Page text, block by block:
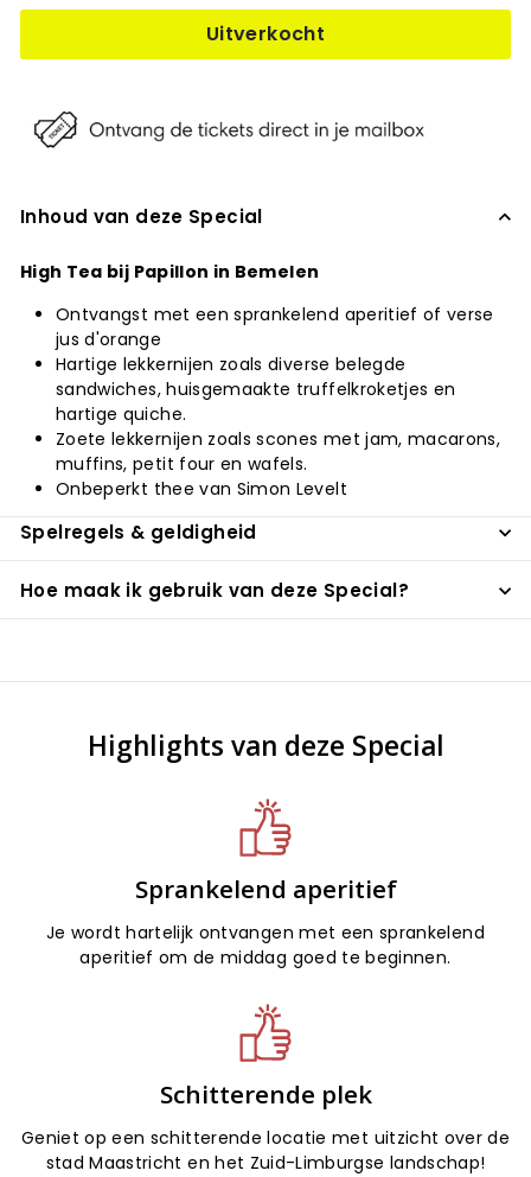
Uitverkocht
Inhoud van deze Special
High Tea bij Papillon in Bemelen
Ontvangst met een sprankelend aperitief of verse
jus d'orange
Hartige lekkernijen zoals diverse belegde
sandwiches, huisgemaakte truffelkroketjes en
hartige quiche.
Zoete lekkernijen zoals scones met jam, macarons,
muffins, petit four en wafels.
Onbeperkt thee van Simon Levelt
Spelregels & geldigheid
Hoe maak ik gebruik van deze Special?
Highlights van deze Special
Sprankelend aperitief
Je wordt hartelijk ontvangen met een sprankelend
aperitief om de middag goed te beginnen.
Schitterende plek
Geniet op een schitterende locatie met uitzicht over de
stad Maastricht en het Zuid-Limburgse landschap!